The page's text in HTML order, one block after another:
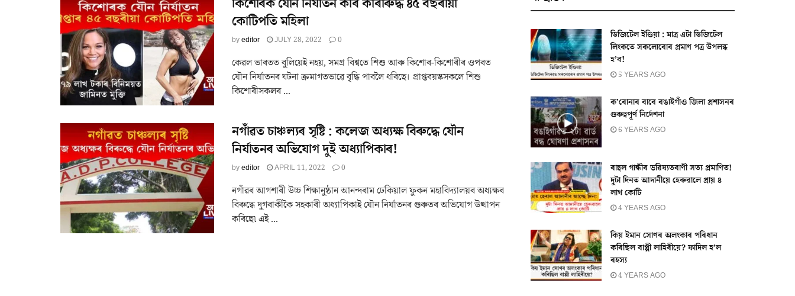
কিশোৰক যৌন নিৰ্যাতন কৰি কাৰাৰুদ্ধ ৪৫ বছৰীয়া
কোটিপতি মহিলা
byeditor JULY 28, 2022 0
কেৱল ভাৰতত বুলিয়েই নহয়, সমগ্ৰ বিশ্বতে শিশু আৰু কিশোৰ-কিশোৰীৰ ওপৰত
যৌন নিৰ্যাতনৰ ঘটনা ক্ৰমাগতভাৱে বৃদ্ধি পাবলৈ ধৰিছে। প্ৰাপ্তবয়স্কসকলে শিশু
কিশোৰীসকলৰ ...
নগাঁৱত চাঞ্চল্যৰ সৃষ্টি : কলেজ অধ্যক্ষ বিৰুদ্ধে যৌন
নিৰ্যাতনৰ অভিযোগ দুই অধ্যাপিকাৰ!
byeditor APRIL 11, 2022 0
নগাঁৱৰ আগশাৰী উচ্চ শিক্ষানুষ্ঠান আনন্দৰাম ঢেকিয়াল ফুকন মহাবিদ্যালয়ৰ অধ্যক্ষৰ
বিৰুদ্ধে দুগৰাকীকৈ সহকাৰী অধ্যাপিকাই যৌন নিৰ্যাতনৰ গুৰুতৰ অভিযোগ উত্থাপন
কৰিছে৷ এই ...
ডিজিটেল ইণ্ডিয়া : মাত্ৰ এটা ডিজিটেল
লিংকতে সকলোবোৰ প্ৰমাণ পত্ৰ উপলব্ধ
হ’ব!
5 YEARS AGO
ক’ৰোনাৰ বাবে বঙাইগাঁও জিলা প্ৰশাসনৰ
গুৰুত্বপূর্ণ নির্দেশনা
6 YEARS AGO
ৰাহুল গান্ধীৰ ভৱিষ্যতবাণী সত্য প্ৰমাণিত!
দুটা দিনত আদানীয়ে হেৰুৱালে প্ৰায় ৪
লাখ কোটি
4 YEARS AGO
কিয় ইমান সোণৰ অলংকাৰ পৰিধান
কৰিছিল বাপ্পী লাহিৰীয়ে? ফাদিল হ’ল
ৰহস্য
4 YEARS AGO